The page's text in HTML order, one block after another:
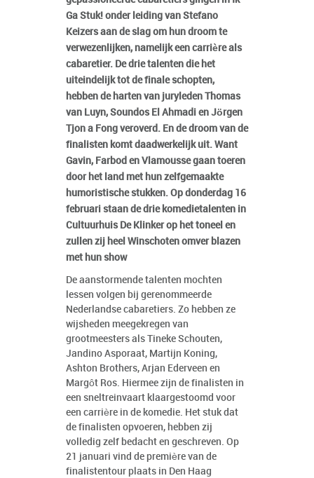
Ga Stuk! onder leiding van Stefano
Keizers aan de slag om hun droom te
verwezenlijken, namelijk een carrière als
cabaretier. De drie talenten die het
uiteindelijk tot de finale schopten,
hebben de harten van juryleden Thomas
van Luyn, Soundos El Ahmadi en Jörgen
Tjon a Fong veroverd. En de droom van de
finalisten komt daadwerkelijk uit. Want
Gavin, Farbod en Vlamousse gaan toeren
door het land met hun zelfgemaakte
humoristische stukken. Op donderdag 16
februari staan de drie komedietalenten in
Cultuurhuis De Klinker op het toneel en
zullen zij heel Winschoten omver blazen
met hun show
De aanstormende talenten mochten
lessen volgen bij gerenommeerde
Nederlandse cabaretiers. Zo hebben ze
wijsheden meegekregen van
grootmeesters als Tineke Schouten,
Jandino Asporaat, Martijn Koning,
Ashton Brothers, Arjan Ederveen en
Margôt Ros. Hiermee zijn de finalisten in
een sneltreinvaart klaargestoomd voor
een carrière in de komedie. Het stuk dat
de finalisten opvoeren, hebben zij
volledig zelf bedacht en geschreven. Op
21 januari vind de première van de
finalistentour plaats in Den Haag